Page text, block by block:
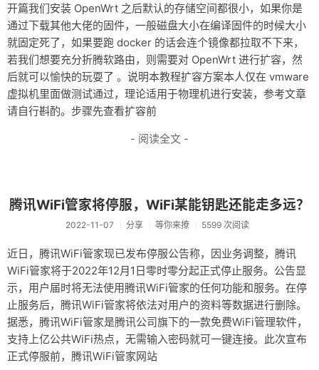
开篇我们安装 OpenWrt 之后默认的存储空间都很小，如果你是
通过下载其他大佬的固件，一般磁盘大小在编译固件的时候大小
就固定死了，如果要跑 docker 的话会连个镜像都拉取不下来，
若我们想要充分折腾软路由，则需要对 Open­Wrt 进行扩容，然
后就可以愉快的玩耍了 。说明本教程扩容方案本人仅在 vmware
虚拟机里面做测试通过，理论适用于物理机进行安装，参考文章
请自行斟酌。步骤先查看扩容前
- 阅读全文 -
腾讯WiFi管家将停服，WiFi某能钥匙还能走多远？
2022-11-07 分享 等你来撩 5599 次阅读
近日，腾讯WiFi管家现已发布停服公告称，因业务调整，腾讯
WiFi管家将于2022年12月1日零时零分起正式停止服务。公告显
示，用户届时将无法使用腾讯WiFi管家的任何功能和服务。在停
止服务后，腾讯WiFi管家将依法对用户的资料等数据进行删除。
据悉，腾讯WiFi管家是腾讯公司旗下的一款免费WiFi管理软件，
支持上亿公共WiFi热点，无需输入密码就可一键连接。此次宣布
正式停服前，腾讯WiFi管家网站